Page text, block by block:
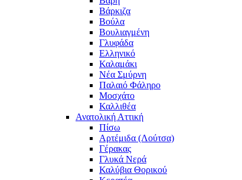
Βάρκιζα
Βούλα
Βουλιαγμένη
Γλυφάδα
Ελληνικό
Καλαμάκι
Νέα Σμύρνη
Παλαιό Φάληρο
Μοσχάτο
Καλλιθέα
Ανατολική Αττική
Πίσω
Αρτέμιδα (Λούτσα)
Γέρακας
Γλυκά Νερά
Καλύβια Θορικού